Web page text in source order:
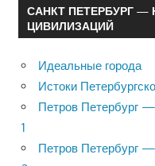
САНКТ ПЕТЕРБУРГ
ЦИВИЛИЗАЦИЙ
Идеальные города
Истоки
Петров Петербург
1
Петров Петербург